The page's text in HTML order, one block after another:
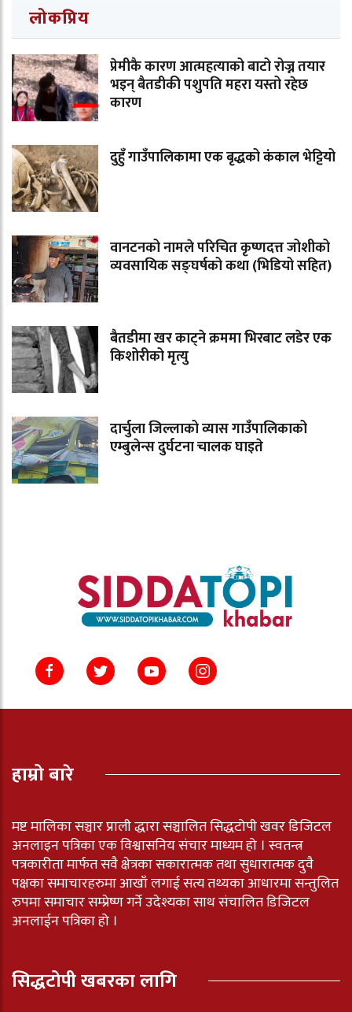
लोकप्रिय
प्रेमीकै कारण आत्महत्याको बाटो रोज्न तयार
भइन् बैतडीकी पशुपति महरा यस्तो रहेछ
कारण
दुहुँ गाउँपालिकामा एक बृद्धको कंकाल भेट्टियो
वानटनको नामले परिचित कृष्णदत्त जोशीको
व्यवसायिक सङ्घर्षको कथा (भिडियो सहित)
बैतडीमा खर काट्ने क्रममा भिरबाट लडेर एक
किशोरीको मृत्यु
दार्चुला जिल्लाको व्यास गाउँपालिकाको
एम्बुलेन्स दुर्घटना चालक घाइते
हाम्रो बारे
मष्ट मालिका सञ्चार प्राली द्धारा सञ्चालित सिद्धटोपी खवर डिजिटल
अनलाइन पत्रिका एक विश्वासनिय संचार माध्यम हो । स्वतन्त्र
पत्रकारीता मार्फत सवै क्षेत्रका सकारात्मक तथा सुधारात्मक दुवै
पक्षका समाचारहरुमा आखाँ लगाई सत्य तथ्यका आधारमा सन्तुलित
रुपमा समाचार सम्प्रेष्ण गर्ने उदेश्यका साथ संचालित डिजिटल
अनलाईन पत्रिका हो ।
सिद्धटोपी खबरका लागि